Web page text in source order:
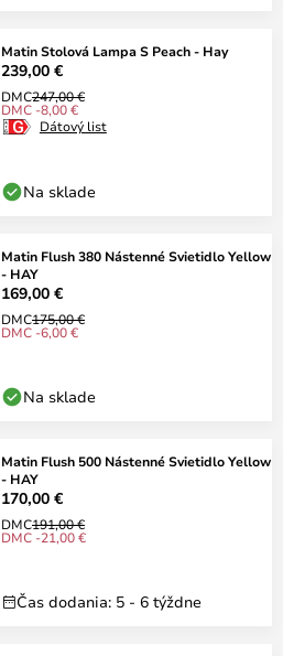
Matin Stolová Lampa S Peach - Hay
239,00 €
DMC247,00 €
DMC -8,00 €
Dátový list
Na sklade
Matin Flush 380 Nástenné Svietidlo Yellow
- HAY
169,00 €
DMC175,00 €
DMC -6,00 €
Na sklade
Matin Flush 500 Nástenné Svietidlo Yellow
- HAY
170,00 €
DMC191,00 €
DMC -21,00 €
Čas dodania: 5 - 6 týždne